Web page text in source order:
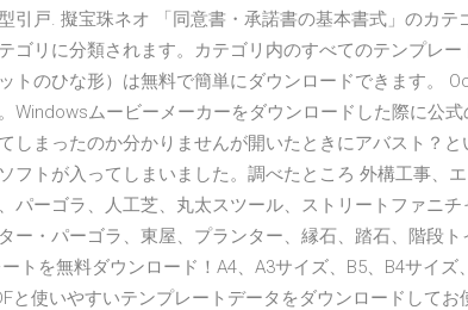
引戸. 擬宝珠ネオ 「同意書・承諾書の基本書式」のカテ
ゴリに分類されます。カテゴリ内のすべてのテンプレ
トのひな形）は無料で簡単にダウンロードできます。
Windowsムービーメーカーをダウンロードした際に公
しまったのか分かりませんが開いたときにアバスト？
フトが入ってしまいました。調べたところ 外構工事、
パーゴラ、人工芝、丸太スツール、ストリートファニ
ー・パーゴラ、東屋、プランター、縁石、踏石、階段
トを無料ダウンロード！A4、A3サイズ、B5、B4サイズ
と使いやすいテンプレートデータをダウンロードして